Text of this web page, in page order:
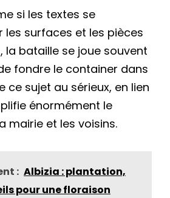
si les textes se
les surfaces et les pièces
la bataille se joue souvent
fondre le container dans
ce sujet au sérieux, en lien
énormément le
mairie et les voisins.
: Albizia : plantation,
pour une floraison